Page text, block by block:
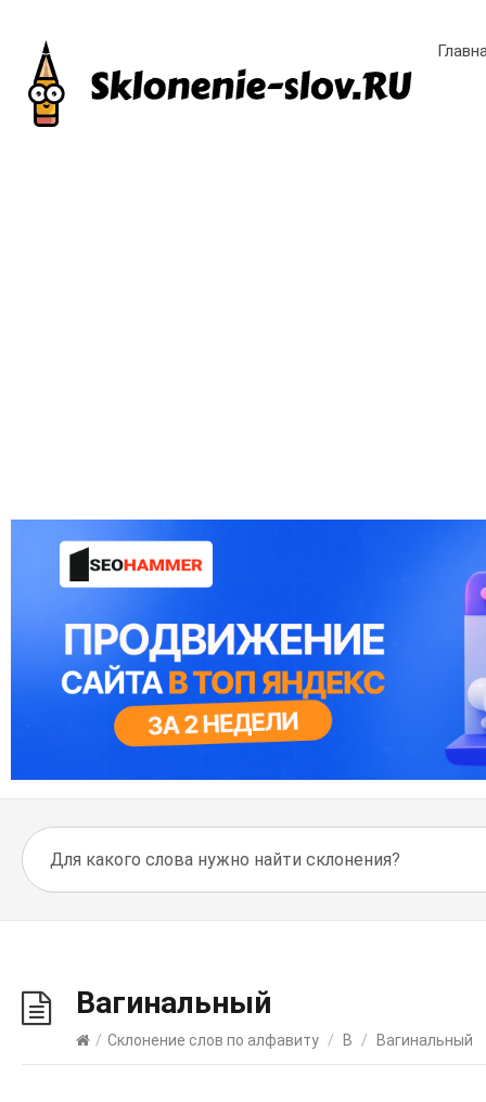
Вагинальный
/ Склонение слов по алфавиту / В / Вагинальный